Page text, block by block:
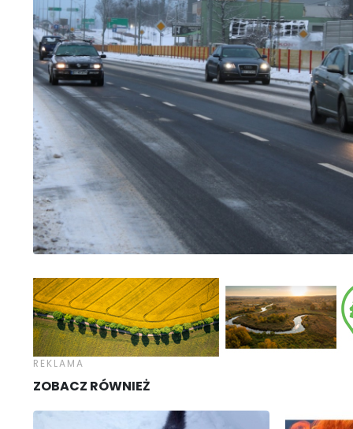
ZOBACZ RÓWNIEŻ